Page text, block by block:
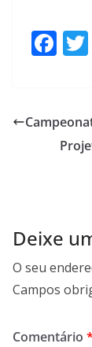
F
b
o
Deixe
O seu
Campos
Comentário *